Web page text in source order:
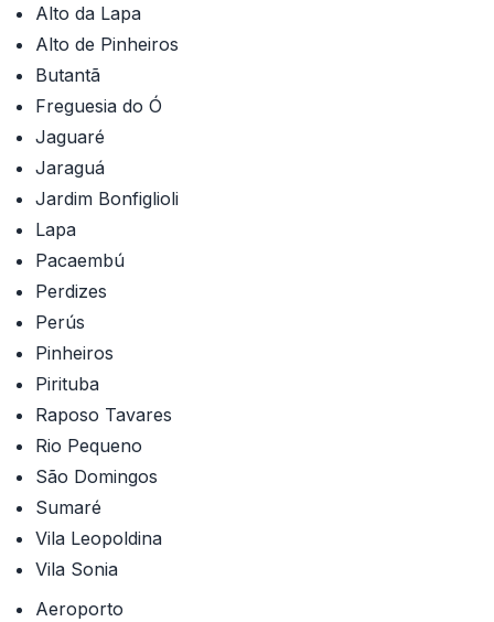
Alto da Lapa
Alto de Pinheiros
Butantã
Freguesia do Ó
Jaguaré
Jaraguá
Jardim Bonfiglioli
Lapa
Pacaembú
Perdizes
Perús
Pinheiros
Pirituba
Raposo Tavares
Rio Pequeno
São Domingos
Sumaré
Vila Leopoldina
Vila Sonia
Aeroporto